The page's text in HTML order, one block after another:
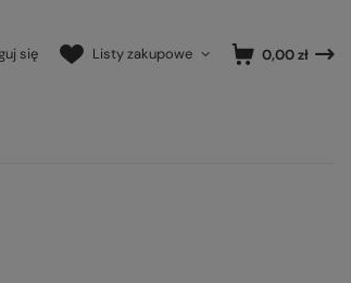
się Listy zakupowe 0,00 zł